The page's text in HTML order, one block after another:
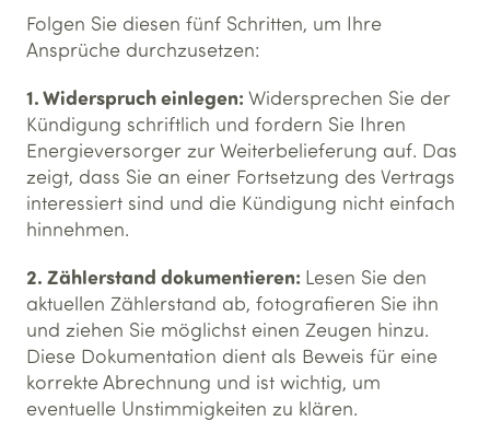
Folgen Sie diesen fünf Schritten, um Ihre
Ansprüche durchzusetzen:
1. Widerspruch einlegen: Widersprechen Sie der
Kündigung schriftlich und fordern Sie Ihren
Energieversorger zur Weiterbelieferung auf. Das
zeigt, dass Sie an einer Fortsetzung des Vertrags
interessiert sind und die Kündigung nicht einfach
hinnehmen.
2. Zählerstand dokumentieren: Lesen Sie den
aktuellen Zählerstand ab, fotografieren Sie ihn
und ziehen Sie möglichst einen Zeugen hinzu.
Diese Dokumentation dient als Beweis für eine
korrekte Abrechnung und ist wichtig, um
eventuelle Unstimmigkeiten zu klären.